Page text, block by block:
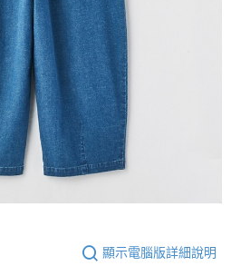
顯示電腦版詳細說明